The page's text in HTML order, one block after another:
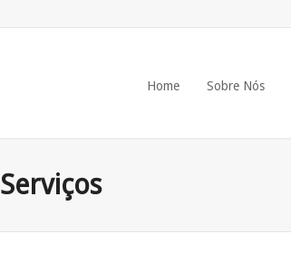
Home Sobre Nós
Serviços